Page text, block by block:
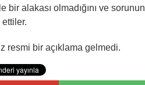
alakası olmadığını ve sorunun
resmi bir açıklama gelmedi.